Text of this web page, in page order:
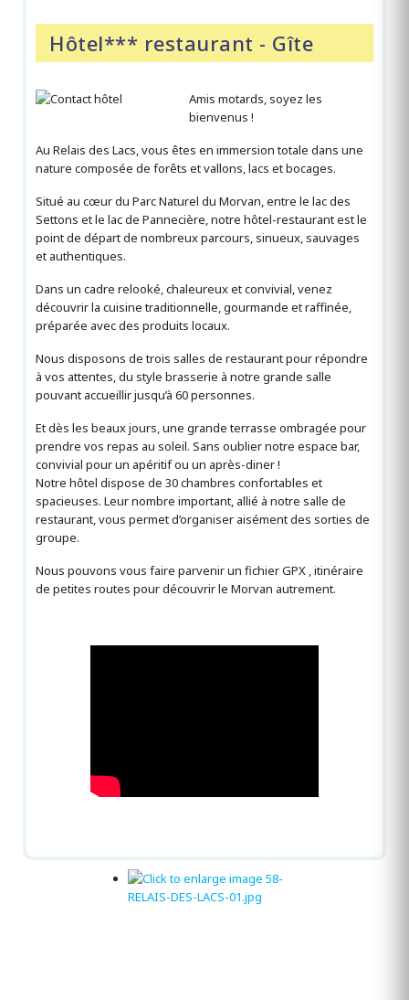
Chargement des itinéraires…
Hôtel*** restaurant - Gîte
Amis motards, soyez les
bienvenus !
Au Relais des Lacs, vous êtes en immersion totale dans une
nature composée de forêts et vallons, lacs et bocages.
Situé au cœur du Parc Naturel du Morvan, entre le lac des
Settons et le lac de Pannecière, notre hôtel-restaurant est le
point de départ de nombreux parcours, sinueux, sauvages
et authentiques.
Dans un cadre relooké, chaleureux et convivial, venez
découvrir la cuisine traditionnelle, gourmande et raffinée,
préparée avec des produits locaux.
Nous disposons de trois salles de restaurant pour répondre
à vos attentes, du style brasserie à notre grande salle
pouvant accueillir jusqu’à 60 personnes.
Et dès les beaux jours, une grande terrasse ombragée pour
prendre vos repas au soleil. Sans oublier notre espace bar,
convivial pour un apéritif ou un après-diner !
Notre hôtel dispose de 30 chambres confortables et
spacieuses. Leur nombre important, allié à notre salle de
restaurant, vous permet d’organiser aisément des sorties de
groupe.
Nous pouvons vous faire parvenir un fichier GPX , itinéraire
de petites routes pour découvrir le Morvan autrement.